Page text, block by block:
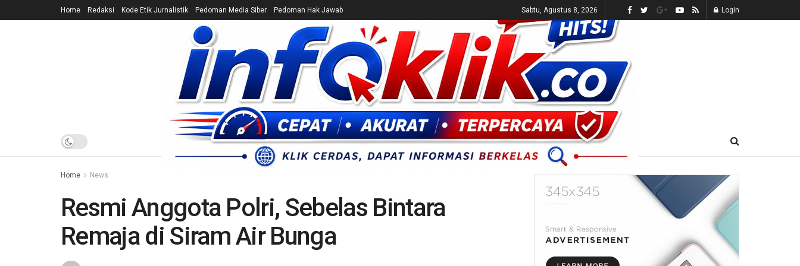
Home Redaksi Kode Etik Jurnalistik Pedoman Media Siber Pedoman Hak Jawab Sabtu, Agustus 8, 2026 Login
HOME NEWS CEK FAKTA ENTERTAINMENT BREAKING NEWS UMUM E-KORAN LIVE TV
Home News
Resmi Anggota Polri, Sebelas Bintara
Remaja di Siram Air Bunga